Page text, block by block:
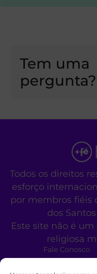
Tem uma
pergunta?
Todos os direitos
esforço
por membros fiéis
dos
Este site não é
religiosa
Fale Conosco